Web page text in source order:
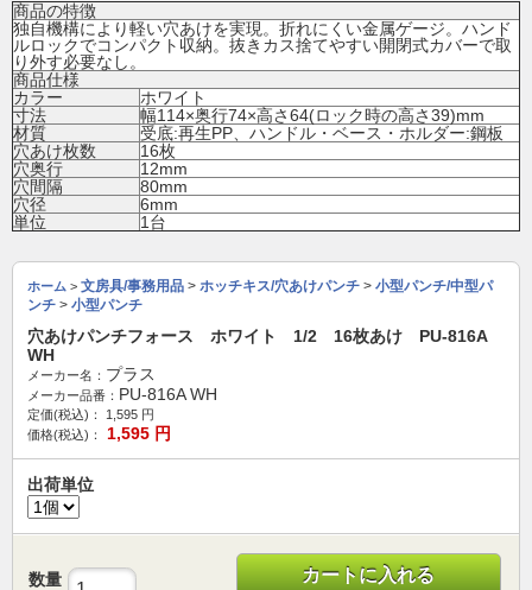
商品の特徴
独自機構により軽い穴あけを実現。折れにくい金属ゲージ。ハンド
ルロックでコンパクト収納。抜きカス捨てやすい開閉式カバーで取
り外す必要なし。
商品仕様
カラー
ホワイト
寸法
幅114×奥行74×高さ64(ロック時の高さ39)mm
材質
受底:再生PP、ハンドル・ベース・ホルダー:鋼板
穴あけ枚数
16枚
穴奥行
12mm
穴間隔
80mm
穴径
6mm
単位
1台
ホーム > 文房具/事務用品 > ホッチキス/穴あけパンチ > 小型パンチ/中型パ
ンチ > 小型パンチ
穴あけパンチフォース ホワイト 1/2 16枚あけ PU-816A
WH
メーカー名： プラス
メーカー品番： PU-816A WH
定価(税込)： 1,595 円
価格(税込)：
1,595 円
出荷単位
数量 カートに入れる